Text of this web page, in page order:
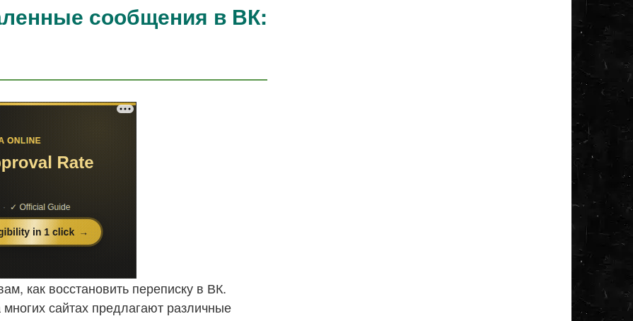
сообщения в ВК:
как восстановить переписку в ВК.
многих сайтах предлагают различные